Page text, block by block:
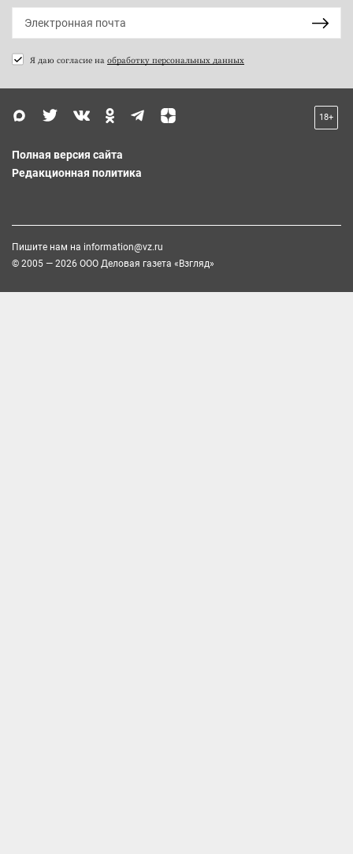
Я даю согласие на обработку персональных данных
18+
Полная версия сайта
Редакционная политика
Пишите нам на information@vz.ru
© 2005 — 2026 ООО Деловая газета «Взгляд»